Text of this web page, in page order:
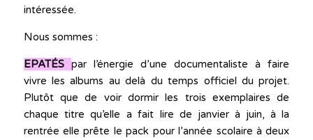
intéressée.
Nous sommes :
EPATÉS par l’énergie d’une documentaliste à faire
vivre les albums au delà du temps officiel du projet.
Plutôt que de voir dormir les trois exemplaires de
chaque titre qu’elle a fait lire de janvier à juin, à la
rentrée elle prête le pack pour l’année scolaire à deux